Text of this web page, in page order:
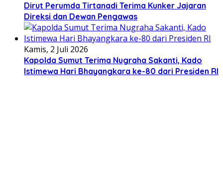
Dirut Perumda Tirtanadi Terima Kunker Jajaran
Direksi dan Dewan Pengawas
Kamis, 2 Juli 2026
Kapolda Sumut Terima Nugraha Sakanti, Kado
Istimewa Hari Bhayangkara ke-80 dari Presiden RI